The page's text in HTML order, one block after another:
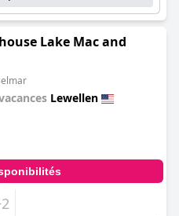
Lake Mac and
Lewellen